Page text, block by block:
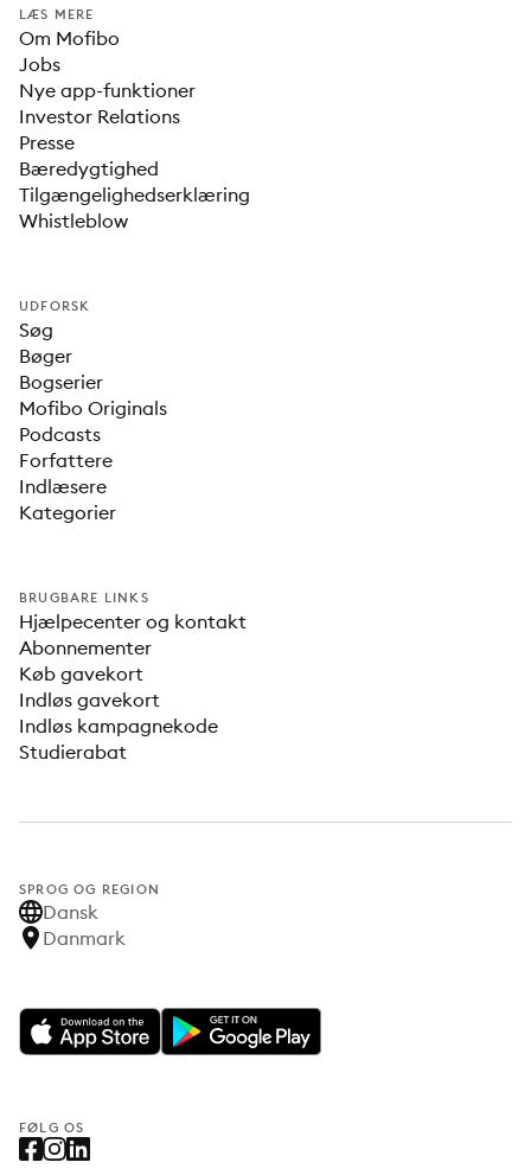
LÆS MERE
Om Mofibo
Jobs
Nye app-funktioner
Investor Relations
Presse
Bæredygtighed
Tilgængelighedserklæring
Whistleblow
UDFORSK
Søg
Bøger
Bogserier
Mofibo Originals
Podcasts
Forfattere
Indlæsere
Kategorier
BRUGBARE LINKS
Hjælpecenter og kontakt
Abonnementer
Køb gavekort
Indløs gavekort
Indløs kampagnekode
Studierabat
SPROG OG REGION
Dansk
Danmark
FØLG OS